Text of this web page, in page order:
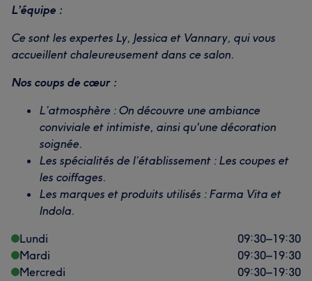
L’équipe :
Ce sont les expertes Ly, Jessica et Vannary, qui vous
accueillent chaleureusement dans ce salon.
Nos coups de cœur :
L’atmosphère : On découvre une ambiance
conviviale et intimiste, ainsi qu'une décoration
soignée.
Les spécialités de l’établissement : Les coupes et
les coiffages.
Les marques et produits utilisés : Farma Vita et
Indola.
Lundi
09:30–19:30
Mardi
09:30–19:30
Mercredi
09:30–19:30